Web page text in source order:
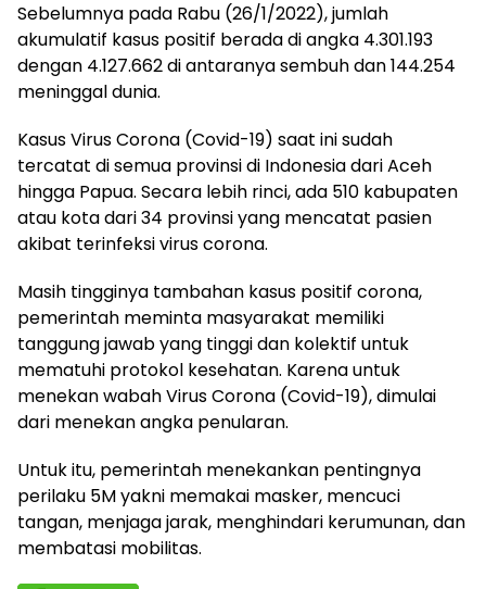
Sebelumnya pada Rabu (26/1/2022), jumlah
akumulatif kasus positif berada di angka 4.301.193
dengan 4.127.662 di antaranya sembuh dan 144.254
meninggal dunia.
Kasus Virus Corona (Covid-19) saat ini sudah
tercatat di semua provinsi di Indonesia dari Aceh
hingga Papua. Secara lebih rinci, ada 510 kabupaten
atau kota dari 34 provinsi yang mencatat pasien
akibat terinfeksi virus corona.
Masih tingginya tambahan kasus positif corona,
pemerintah meminta masyarakat memiliki
tanggung jawab yang tinggi dan kolektif untuk
mematuhi protokol kesehatan. Karena untuk
menekan wabah Virus Corona (Covid-19), dimulai
dari menekan angka penularan.
Untuk itu, pemerintah menekankan pentingnya
perilaku 5M yakni memakai masker, mencuci
tangan, menjaga jarak, menghindari kerumunan, dan
membatasi mobilitas.